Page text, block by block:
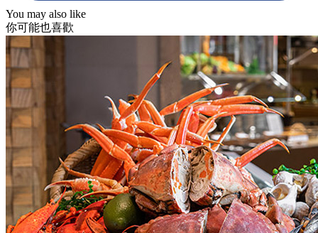
You may also like
你可能也喜歡